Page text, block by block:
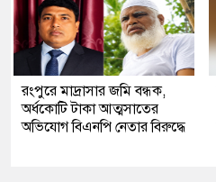
রংপুরে মাদ্রাসার জমি বন্ধক,
অর্ধকোটি টাকা আত্মসাতের
অভিযোগ বিএনপি নেতার বিরুদ্ধে